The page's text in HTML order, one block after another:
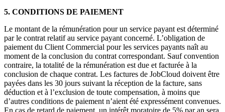
5. CONDITIONS DE PAIEMENT
Le montant de la rémunération pour un service payant est déterminé
par le contrat relatif au service payant concerné. L’obligation de
paiement du Client Commercial pour les services payants naît au
moment de la conclusion du contrat correspondant. Sauf convention
contraire, la totalité de la rémunération est due et facturée à la
conclusion de chaque contrat. Les factures de JobCloud doivent être
payées dans les 30 jours suivant la réception de la facture, sans
déduction et à l’exclusion de toute compensation, à moins que
d’autres conditions de paiement n’aient été expressément convenues.